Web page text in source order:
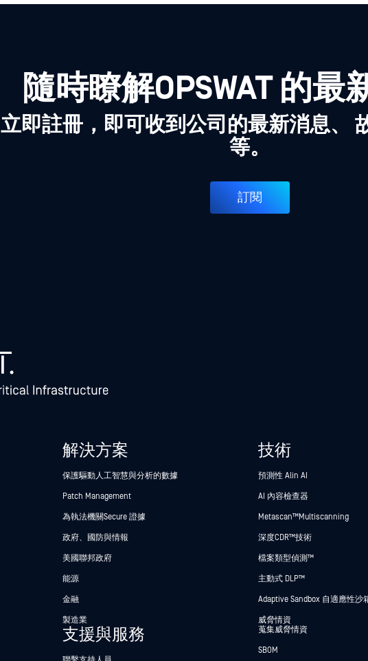
隨時瞭解OPSWAT 的最
立即註冊，即可收到公司的最新消息、
等。
訂閱
解決方案
保護驅動人工智慧與分析的數據
Patch Management
為執法機關Secure 證據
政府、國防與情報
美國聯邦政府
能源
金融
製造業
支援與服務
技術
預測性 Alin AI
AI 內容檢查器
Metascan™ Multiscanning
深度CDR™技術
檔案類型偵測™
主動式 DLP™
Adaptive Sandbox 自適應性沙
威脅情資
蒐集威脅情資
SBOM